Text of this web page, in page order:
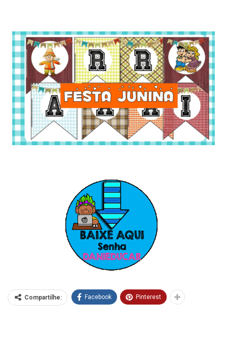
Compartilhe: Facebook Pinterest